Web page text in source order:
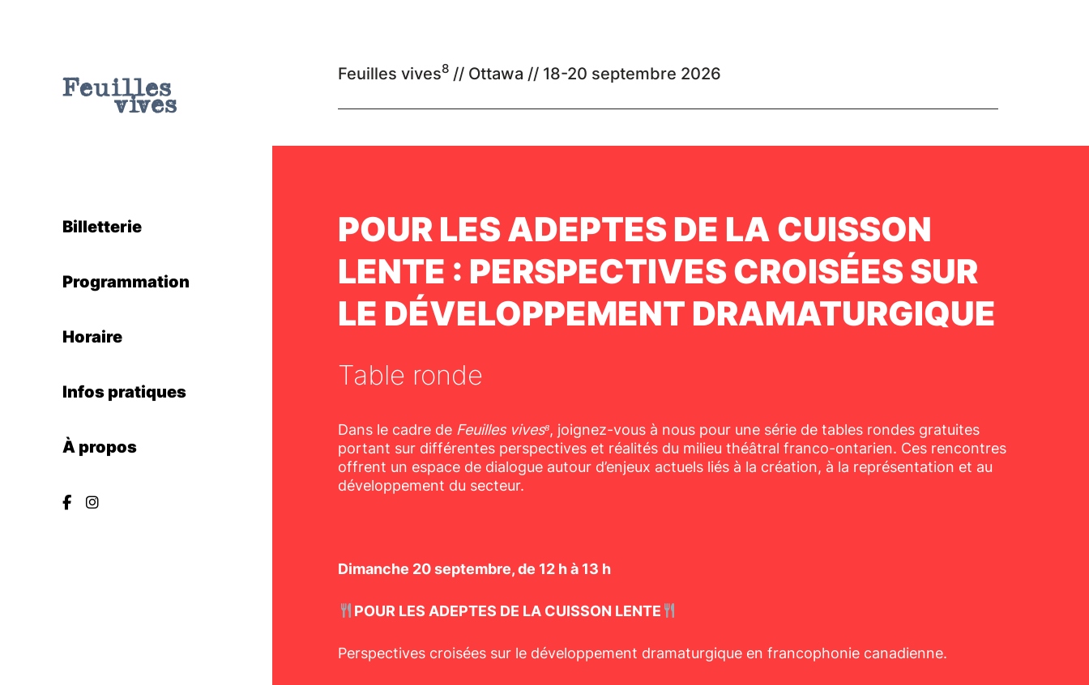
Billetterie
Programmation
Horaire
Infos pratiques
À propos
Feuilles vives8// Ottawa // 18-20 septembre 2026
POUR LES ADEPTES DE LA CUISSON
LENTE : PERSPECTIVES CROISÉES SUR
LE DÉVELOPPEMENT DRAMATURGIQUE
Table ronde
Dans le cadre de Feuilles vives⁸, joignez-vous à nous pour une série de tables rondes gratuites
portant sur différentes perspectives et réalités du milieu théâtral franco-ontarien. Ces rencontres
offrent un espace de dialogue autour d’enjeux actuels liés à la création, à la représentation et au
développement du secteur.
Dimanche 20 septembre, de 12 h à 13 h
POUR LES ADEPTES DE LA CUISSON LENTE
Perspectives croisées sur le développement dramaturgique en francophonie canadienne.